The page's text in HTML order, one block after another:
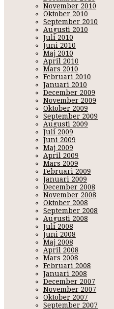
November 2010
Oktober 2010
September 2010
Augusti 2010
Juli 2010
Juni 2010
Maj 2010
April 2010
Mars 2010
Februari 2010
Januari 2010
December 2009
November 2009
Oktober 2009
September 2009
Augusti 2009
Juli 2009
Juni 2009
Maj 2009
April 2009
Mars 2009
Februari 2009
Januari 2009
December 2008
November 2008
Oktober 2008
September 2008
Augusti 2008
Juli 2008
Juni 2008
Maj 2008
April 2008
Mars 2008
Februari 2008
Januari 2008
December 2007
November 2007
Oktober 2007
September 2007